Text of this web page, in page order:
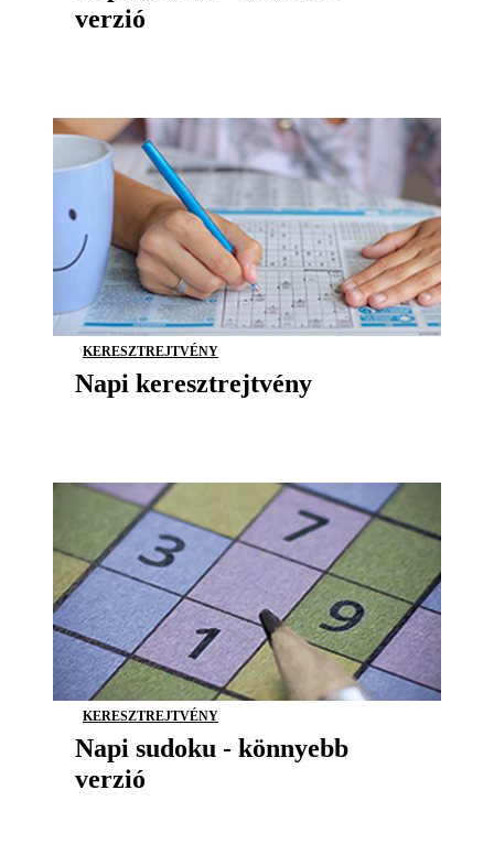
verzió
KERESZTREJTVÉNY
Napi keresztrejtvény
KERESZTREJTVÉNY
Napi sudoku - könnyebb
verzió